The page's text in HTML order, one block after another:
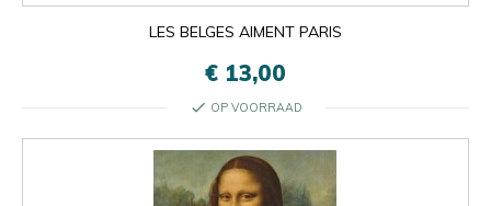
LES BELGES AIMENT PARIS
€ 13,00
check OP VOORRAAD